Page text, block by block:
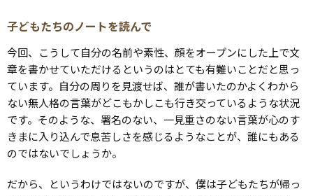
子どもたちのノートを読んで
今回、こうして自分の名前や素性、顔をオープンにした上で文
章を書かせていただけるというのはとても有難いことだと思っ
ています。自分の周りを見渡せば、誰が書いたのかよくわから
ない無人格の言葉がどこもかしこも行き交っているような状況
です。そのような、署名のない、一見重さのない言葉が心のす
きまに入り込んで息苦しさを感じるようなことが、誰にもある
のではないでしょうか。
だから、というわけではないのですが、僕は子どもたちが帰っ